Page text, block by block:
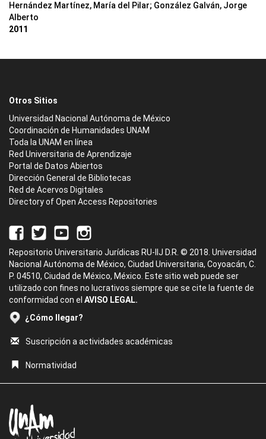
Hernández Martínez, María del Pilar; González Galván, Jorge
Alberto
2011
Otros Sitios
Universidad Nacional Autónoma de México
Coordinación de Humanidades UNAM
Toda la UNAM en línea
Red Universitaria de Aprendizaje
Portal de Datos Abiertos
Dirección General de Bibliotecas
Red de Acervos Digitales
Directory of Open Access Repositories
Repositorio Universitario Jurídicas RU-IIJ D.R. © 2018. Universidad
Nacional Autónoma de México, Ciudad Universitaria, Coyoacán, C.
P. 04510, Ciudad de México, México. Este sitio web puede ser
utilizado con fines no lucrativos siempre que se cite la fuente de
conformidad con el AVISO LEGAL.
¿Cómo llegar?
Suscripción a actividades académicas
Normatividad